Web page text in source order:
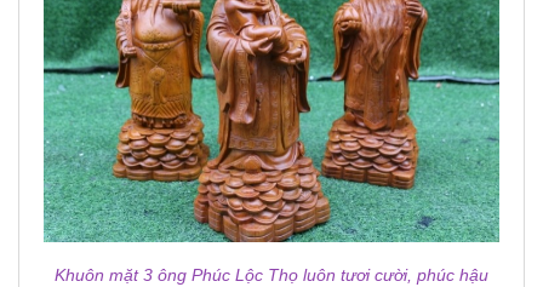
Khuôn mặt 3 ông Phúc Lộc Thọ luôn tươi cười, phúc hậu